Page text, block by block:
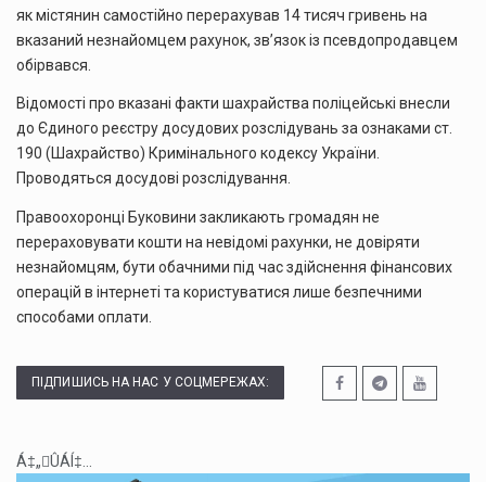
як містянин самостійно перерахував 14 тисяч гривень на
вказаний незнайомцем рахунок, зв’язок із псевдопродавцем
обірвався.
Відомості про вказані факти шахрайства поліцейські внесли
до Єдиного реєстру досудових розслідувань за ознаками ст.
190 (Шахрайство) Кримінального кодексу України.
Проводяться досудові розслідування.
Правоохоронці Буковини закликають громадян не
перераховувати кошти на невідомі рахунки, не довіряти
незнайомцям, бути обачними під час здійснення фінансових
операцій в інтернеті та користуватися лише безпечними
способами оплати.
ПІДПИШИСЬ НА НАС У СОЦМЕРЕЖАХ:
Á‡„ÛÁÍ‡...